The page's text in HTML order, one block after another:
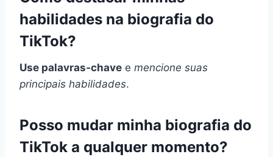
habilidades na biografia do
TikTok?
Use palavras-chave e mencione suas
principais habilidades.
Posso mudar minha biografia do
TikTok a qualquer momento?